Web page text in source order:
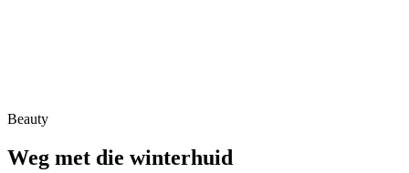
Beauty
Weg met die winterhuid